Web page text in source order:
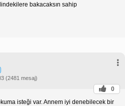
bakacaksın sahip
(2481 mesaj)
0
isteği var. Annem iyi denebilecek bir